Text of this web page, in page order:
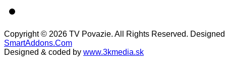
Copyright © 2026 TV Povazie. All Rights Reserved.
SmartAddons.Com
Designed & coded by www.3kmedia.sk